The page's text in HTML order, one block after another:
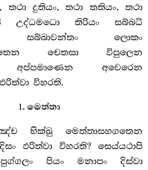
තථා දුතියං, තථා තතියං, තථා
උද්ධමධො තිරියං සබ්බධි
සබ්බාවන්තං ලොකං
චෙතසා විපුලෙන
අප්පමාණෙන අවෙරෙන
විහරති.
1. මෙත්තා
භික්ඛු මෙත්තාසහගතෙන
ඵරිත්වා විහරති? සෙය්යථාපි
පියං මනාපං දිස්වා